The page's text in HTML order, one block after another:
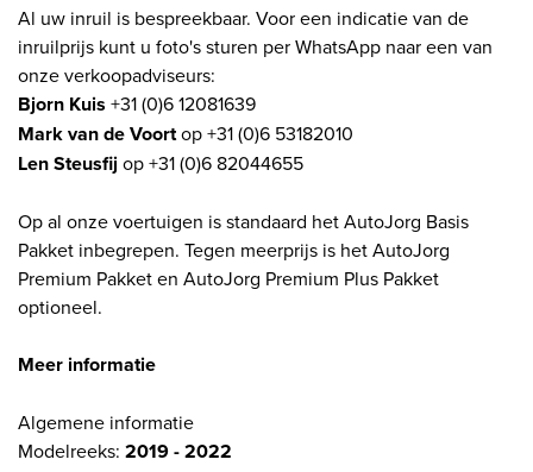
Al uw inruil is bespreekbaar. Voor een indicatie van de
inruilprijs kunt u foto's sturen per WhatsApp naar een van
onze verkoopadviseurs:
Bjorn Kuis +31 (0)6 12081639
Mark van de Voortop +31 (0)6 53182010
Len Steusfijop +31 (0)6 82044655
Op al onze voertuigen is standaard het AutoJorg Basis
Pakket inbegrepen. Tegen meerprijs is het AutoJorg
Premium Pakket en AutoJorg Premium Plus Pakket
optioneel.
Meer informatie
Algemene informatie
Modelreeks: 2019 - 2022